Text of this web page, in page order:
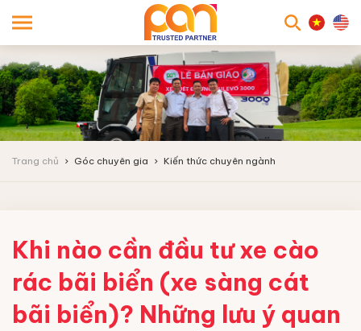
Trang chủ Góc chuyên gia Kiến thức chuyên ngành
Khi nào cần đầu tư xe cào
rác bãi biển (xe sàng cát
bãi biển)? Những lưu ý quan